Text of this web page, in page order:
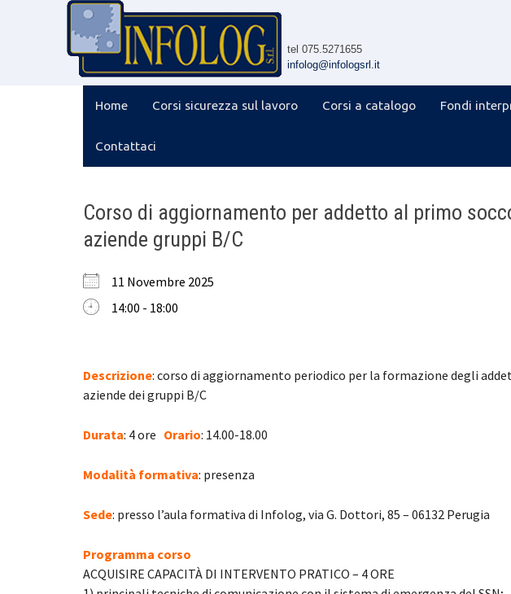
tel 075.5271655
infolog@infologsrl.it
Home Corsi sicurezza sul lavoro Corsi a catalogo Fondi
Contattaci
Corso di aggiornamento per addetto al primo
aziende gruppi B/C
11 Novembre 2025
14:00 - 18:00
Descrizione: corso di aggiornamento periodico per la formazione degli
aziende dei gruppi B/C
Durata: 4 ore Orario: 14.00-18.00
Modalità formativa: presenza
Sede: presso l’aula formativa di Infolog, via G. Dottori, 85 – 06132 Perugia
Programma corso
ACQUISIRE CAPACITÀ DI INTERVENTO PRATICO – 4 ORE